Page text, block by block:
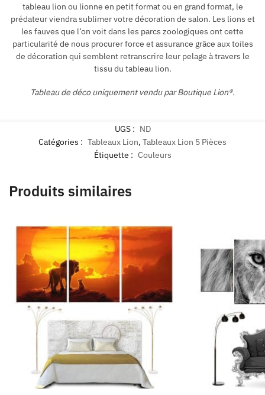
tableau lion ou lionne en petit format ou en grand format, le
prédateur viendra sublimer votre décoration de salon. Les lions et
les fauves que l’on voit dans les parcs zoologiques ont cette
particularité de nous procurer force et assurance grâce aux toiles
de décoration qui semblent retranscrire leur pelage à travers le
tissu du tableau lion.
Tableau de déco uniquement vendu par Boutique Lion®.
UGS : ND
Catégories : Tableaux Lion, Tableaux Lion 5 Pièces
Étiquette : Couleurs
Produits similaires